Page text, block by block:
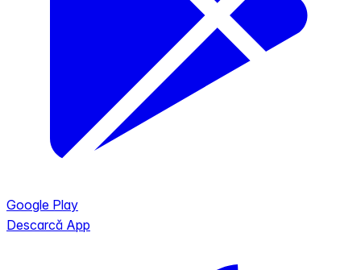
Google Play
Descarcă App